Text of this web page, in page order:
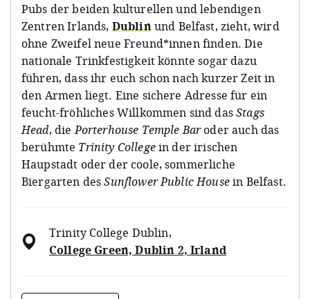
Pubs der beiden kulturellen und lebendigen
Zentren Irlands, Dublinund Belfast, zieht, wird
ohne Zweifel neue Freund*innen finden. Die
nationale Trinkfestigkeit könnte sogar dazu
führen, dass ihr euch schon nach kurzer Zeit in
den Armen liegt. Eine sichere Adresse für ein
feucht-fröhliches Willkommen sind dasStags
Head, diePorterhouse Temple Baroder auch das
berühmte Trinity Collegein der irischen
Haupstadt oder der coole, sommerliche
Biergarten desSunflower Public Housein Belfast.
Trinity College Dublin,
College Green, Dublin 2, Irland